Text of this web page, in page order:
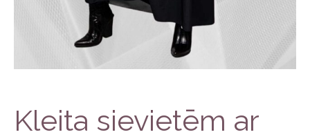
Kleita sievietēm ar